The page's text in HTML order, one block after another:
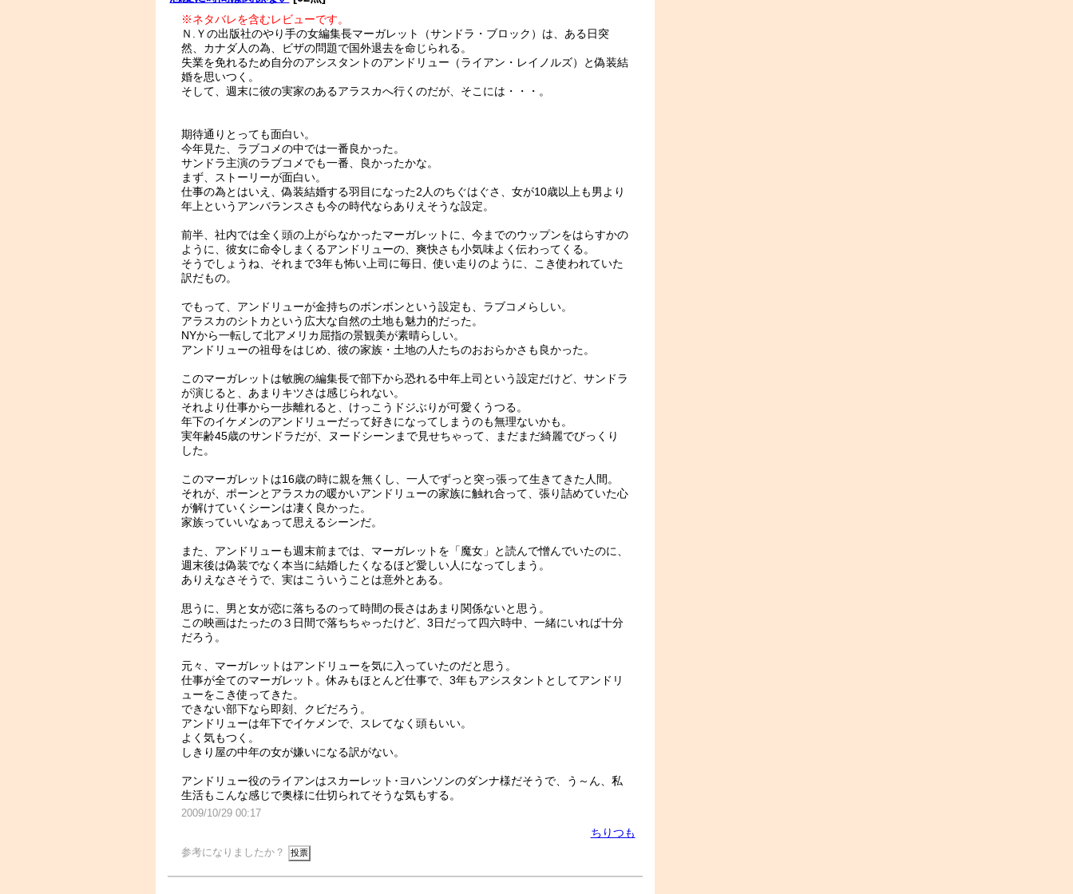
※ネタバレを含むレビューです。
Ｎ.Ｙの出版社のやり手の女編集長マーガレット（サンドラ・ブロック）は、ある日突
然、カナダ人の為、ビザの問題で国外退去を命じられる。
失業を免れるため自分のアシスタントのアンドリュー（ライアン・レイノルズ）と偽装結
婚を思いつく。
そして、週末に彼の実家のあるアラスカへ行くのだが、そこには・・・。
期待通りとっても面白い。
今年見た、ラブコメの中では一番良かった。
サンドラ主演のラブコメでも一番、良かったかな。
まず、ストーリーが面白い。
仕事の為とはいえ、偽装結婚する羽目になった2人のちぐはぐさ、女が10歳以上も男より
年上というアンバランスさも今の時代ならありえそうな設定。
前半、社内では全く頭の上がらなかったマーガレットに、今までのウップンをはらすかの
ように、彼女に命令しまくるアンドリューの、爽快さも小気味よく伝わってくる。
そうでしょうね、それまで3年も怖い上司に毎日、使い走りのように、こき使われていた
訳だもの。
でもって、アンドリューが金持ちのボンボンという設定も、ラブコメらしい。
アラスカのシトカという広大な自然の土地も魅力的だった。
NYから一転して北アメリカ屈指の景観美が素晴らしい。
アンドリューの祖母をはじめ、彼の家族・土地の人たちのおおらかさも良かった。
このマーガレットは敏腕の編集長で部下から恐れる中年上司という設定だけど、サンドラ
が演じると、あまりキツさは感じられない。
それより仕事から一歩離れると、けっこうドジぶりが可愛くうつる。
年下のイケメンのアンドリューだって好きになってしまうのも無理ないかも。
実年齢45歳のサンドラだが、ヌードシーンまで見せちゃって、まだまだ綺麗でびっくり
した。
このマーガレットは16歳の時に親を無くし、一人でずっと突っ張って生きてきた人間。
それが、ポーンとアラスカの暖かいアンドリューの家族に触れ合って、張り詰めていた心
が解けていくシーンは凄く良かった。
家族っていいなぁって思えるシーンだ。
また、アンドリューも週末前までは、マーガレットを「魔女」と読んで憎んでいたのに、
週末後は偽装でなく本当に結婚したくなるほど愛しい人になってしまう。
ありえなさそうで、実はこういうことは意外とある。
思うに、男と女が恋に落ちるのって時間の長さはあまり関係ないと思う。
この映画はたったの３日間で落ちちゃったけど、3日だって四六時中、一緒にいれば十分
だろう。
元々、マーガレットはアンドリューを気に入っていたのだと思う。
仕事が全てのマーガレット。休みもほとんど仕事で、3年もアシスタントとしてアンドリ
ューをこき使ってきた。
できない部下なら即刻、クビだろう。
アンドリューは年下でイケメンで、スレてなく頭もいい。
よく気もつく。
しきり屋の中年の女が嫌いになる訳がない。
アンドリュー役のライアンはスカーレット･ヨハンソンのダンナ様だそうで、う～ん、私
生活もこんな感じで奥様に仕切られてそうな気もする。
2009/10/29 00:17
ちりつも
参考になりましたか？